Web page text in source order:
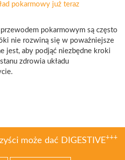
pokarmowy już teraz
pokarmowym są często
nie rozwiną się w poważniejsze
jest, aby podjąć niezbędne kroki
zdrowia układu
może dać DIGESTIVE+++